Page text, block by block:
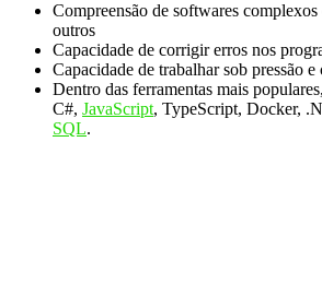
Compreensão de softwares
outros
Capacidade de corrigir erros nos
Capacidade de trabalhar sob pressão
Dentro das ferramentas mais
C#, JavaScript, TypeScript, Docker,
SQL.